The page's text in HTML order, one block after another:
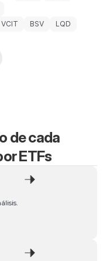
VCIT BSV
LQD
de cada
ETFs